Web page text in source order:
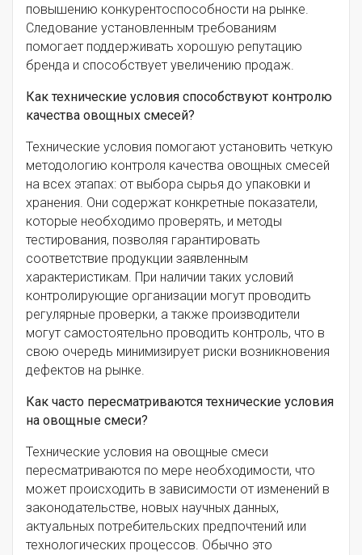
повышению конкурентоспособности на рынке.
Следование установленным требованиям
помогает поддерживать хорошую репутацию
бренда и способствует увеличению продаж.
Как технические условия способствуют контролю
качества овощных смесей?
Технические условия помогают установить четкую
методологию контроля качества овощных смесей
на всех этапах: от выбора сырья до упаковки и
хранения. Они содержат конкретные показатели,
которые необходимо проверять, и методы
тестирования, позволяя гарантировать
соответствие продукции заявленным
характеристикам. При наличии таких условий
контролирующие организации могут проводить
регулярные проверки, а также производители
могут самостоятельно проводить контроль, что в
свою очередь минимизирует риски возникновения
дефектов на рынке.
Как часто пересматриваются технические условия
на овощные смеси?
Технические условия на овощные смеси
пересматриваются по мере необходимости, что
может происходить в зависимости от изменений в
законодательстве, новых научных данных,
актуальных потребительских предпочтений или
технологических процессов. Обычно это